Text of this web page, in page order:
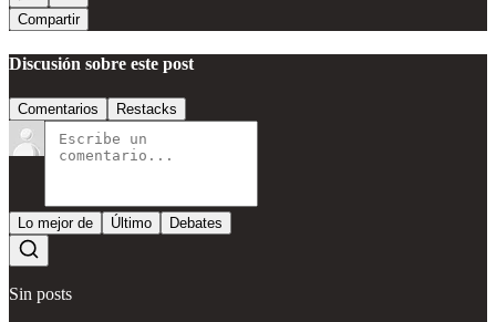
Compartir
Discusión sobre este post
Comentarios Restacks
Lo mejor de Último Debates
Sin posts